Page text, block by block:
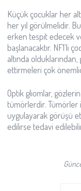
Küçük çocuklar her
her yıl görülmelidir.
erken tespit edecek
başlanacaktır. NF1'li
altında
ettirmeleri çok
Optik gliomlar,
tümörlerdir. Tümörler
uygulayarak görüşü
edilirse tedavi